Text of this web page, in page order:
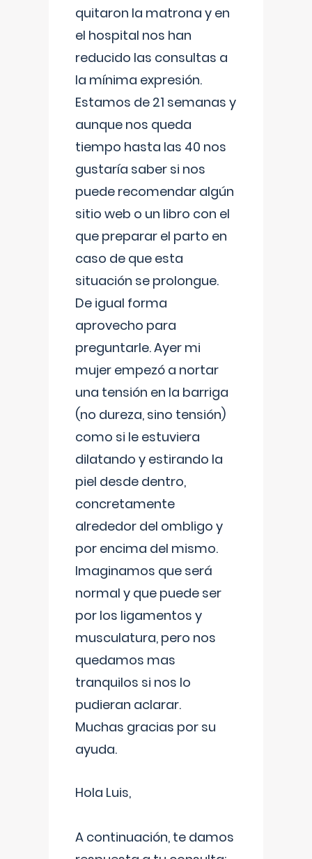
quitaron la matrona y en
el hospital nos han
reducido las consultas a
la mínima expresión.
Estamos de 21 semanas y
aunque nos queda
tiempo hasta las 40 nos
gustaría saber si nos
puede recomendar algún
sitio web o un libro con el
que preparar el parto en
caso de que esta
situación se prolongue.
De igual forma
aprovecho para
preguntarle. Ayer mi
mujer empezó a nortar
una tensión en la barriga
(no dureza, sino tensión)
como si le estuviera
dilatando y estirando la
piel desde dentro,
concretamente
alrededor del ombligo y
por encima del mismo.
Imaginamos que será
normal y que puede ser
por los ligamentos y
musculatura, pero nos
quedamos mas
tranquilos si nos lo
pudieran aclarar.
Muchas gracias por su
ayuda.
Hola Luis,
A continuación, te damos